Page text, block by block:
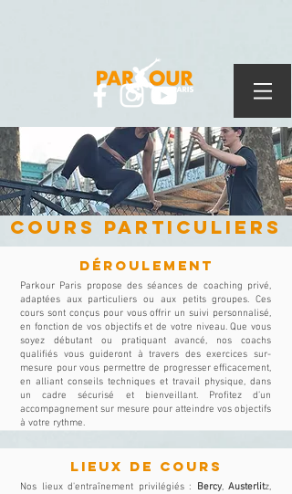
cours particuliers
Déroulement
Parkour Paris propose des séances de coaching privé,
adaptées aux particuliers ou aux petits groupes. Ces
cours sont conçus pour vous offrir un suivi personnalisé,
en fonction de vos objectifs et de votre niveau. Que vous
soyez débutant ou pratiquant avancé, nos coachs
qualifiés vous guideront à travers des exercices sur-
mesure pour vous permettre de progresser efficacement,
en alliant conseils techniques et travail physique, dans
un cadre sécurisé et bienveillant. Profitez d’un
accompagnement sur mesure pour atteindre vos objectifs
à votre rythme.
lieux de cours
Nos lieux d'entraînement privilégiés : Bercy, Austerlitz,